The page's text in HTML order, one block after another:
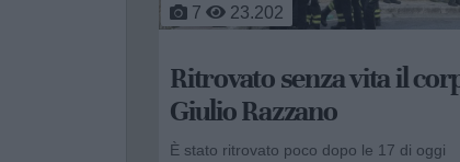
2 21.511
Tragedia a Castellaneta
giovane perde la vita in
Tragedia sulla spiaggia di Castellaneta